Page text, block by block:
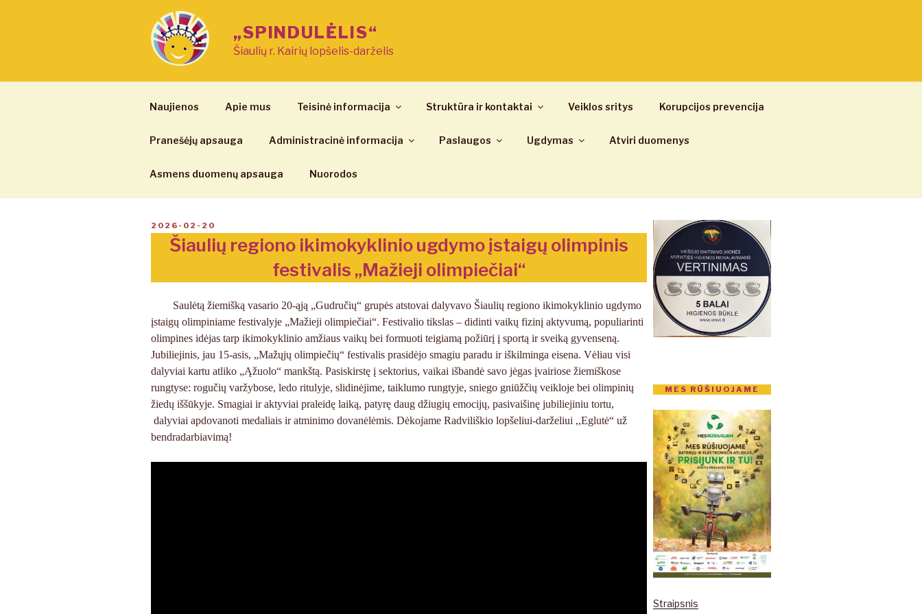
„SPINDULĖLIS“
Šiaulių r. Kairių lopšelis-darželis
Naujienos Apie mus Teisinė informacija Struktūra ir kontaktai Veiklos sritys Korupcijos prevencija
Pranešėjų apsauga Administracinė informacija Paslaugos Ugdymas Atviri duomenys
Asmens duomenų apsauga Nuorodos
PASKELBTA
2026-02-20
Šiaulių regiono ikimokyklinio ugdymo įstaigų olimpinis
festivalis „Mažieji olimpiečiai“
Saulėtą žiemišką vasario 20-ąją „Gudručių“ grupės atstovai dalyvavo Šiaulių regiono ikimokyklinio ugdymo
įstaigų olimpiniame festivalyje „Mažieji olimpiečiai“. Festivalio tikslas – didinti vaikų fizinį aktyvumą, populiarinti
olimpines idėjas tarp ikimokyklinio amžiaus vaikų bei formuoti teigiamą požiūrį į sportą ir sveiką gyvenseną.
Jubiliejinis, jau 15-asis, „Mažųjų olimpiečių“ festivalis prasidėjo smagiu paradu ir iškilminga eisena. Vėliau visi
dalyviai kartu atliko „Ąžuolo“ mankštą. Pasiskirstę į sektorius, vaikai išbandė savo jėgas įvairiose žiemiškose
rungtyse: rogučių varžybose, ledo ritulyje, slidinėjime, taiklumo rungtyje, sniego gniūžčių veikloje bei olimpinių
žiedų iššūkyje. Smagiai ir aktyviai praleidę laiką, patyrę daug džiugių emocijų, pasivaišinę jubiliejiniu tortu,
dalyviai apdovanoti medaliais ir atminimo dovanėlėmis. Dėkojame Radviliškio lopšeliui-darželiui ,,Eglutė“ už
bendradarbiavimą!
MES RŪŠIUOJAME
Straipsnis